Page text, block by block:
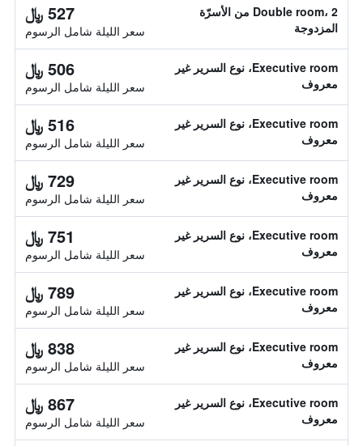
Double room، 2 من الأسرّة
المزدوجة
527 ﷼
سعر الليلة شامل الرسوم
Executive room، نوع السرير غير
معروف
506 ﷼
سعر الليلة شامل الرسوم
Executive room، نوع السرير غير
معروف
516 ﷼
سعر الليلة شامل الرسوم
Executive room، نوع السرير غير
معروف
729 ﷼
سعر الليلة شامل الرسوم
Executive room، نوع السرير غير
معروف
751 ﷼
سعر الليلة شامل الرسوم
Executive room، نوع السرير غير
معروف
789 ﷼
سعر الليلة شامل الرسوم
Executive room، نوع السرير غير
معروف
838 ﷼
سعر الليلة شامل الرسوم
Executive room، نوع السرير غير
معروف
867 ﷼
سعر الليلة شامل الرسوم